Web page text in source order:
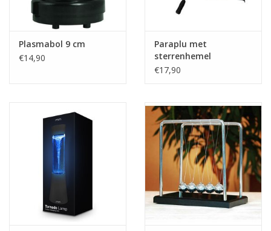
Plasmabol 9 cm
€14,90
Paraplu met
sterrenhemel
€17,90